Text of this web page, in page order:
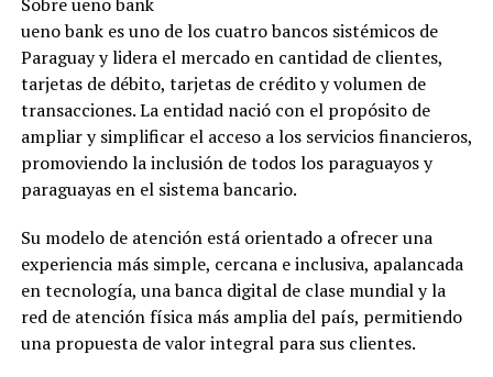
ueno bank es uno de los cuatro bancos sistémicos de
Paraguay y lidera el mercado en cantidad de clientes,
tarjetas de débito, tarjetas de crédito y volumen de
transacciones. La entidad nació con el propósito de
ampliar y simplificar el acceso a los servicios financieros,
promoviendo la inclusión de todos los paraguayos y
paraguayas en el sistema bancario.
Su modelo de atención está orientado a ofrecer una
experiencia más simple, cercana e inclusiva, apalancada
en tecnología, una banca digital de clase mundial y la
red de atención física más amplia del país, permitiendo
una propuesta de valor integral para sus clientes.